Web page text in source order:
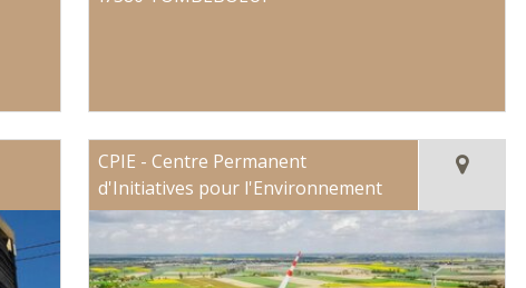
CPIE - Centre Permanent
d'Initiatives pour l'Environnement